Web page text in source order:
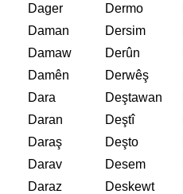
Dager
Dermo
Daman
Dersim
Damaw
Derûn
Damên
Derwêş
Dara
Deştawan
Daran
Deştî
Daraş
Deşto
Darav
Desem
Daraz
Deskewt